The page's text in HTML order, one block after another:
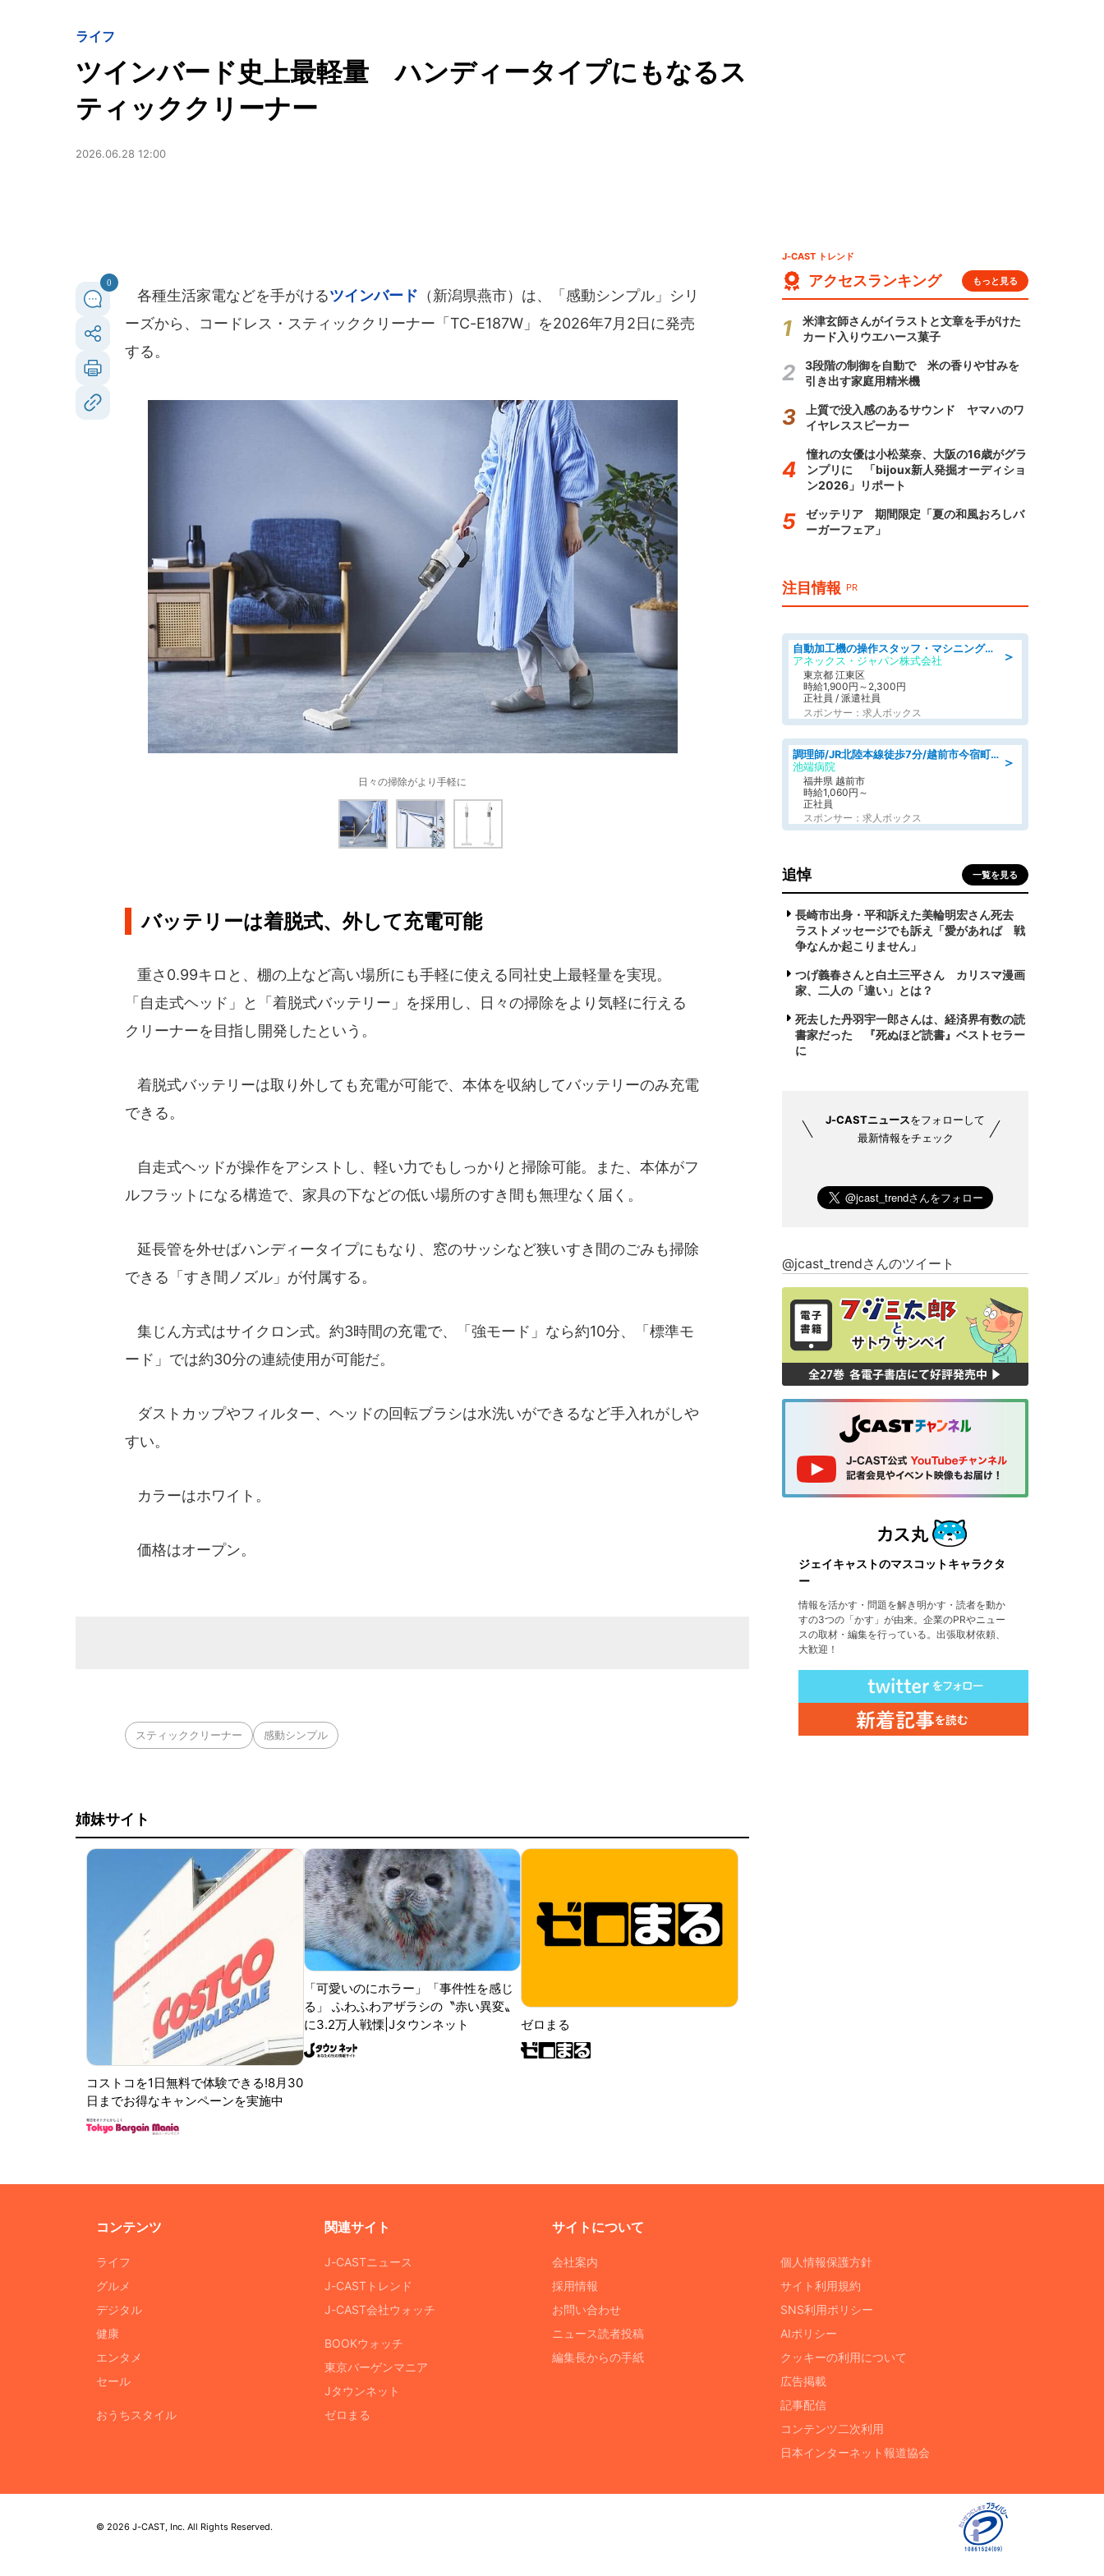
ライフ
ツインバード史上最軽量 ハンディータイプにもなるス
ティッククリーナー
2026.06.28 12:00
0
各種生活家電などを手がけるツインバード （新潟県燕市）は、「感動シンプル」シリ
ーズから、コードレス・スティッククリーナー「TC-E187W」を2026年7月2日に発売
する。
日々の掃除がより手軽に
バッテリーは着脱式、外して充電可能
重さ0.99キロと、棚の上など高い場所にも手軽に使える同社史上最軽量を実現。
「自走式ヘッド」と「着脱式バッテリー」を採用し、日々の掃除をより気軽に行える
クリーナーを目指し開発したという。
着脱式バッテリーは取り外しても充電が可能で、本体を収納してバッテリーのみ充電
できる。
自走式ヘッドが操作をアシストし、軽い力でもしっかりと掃除可能。また、本体がフ
ルフラットになる構造で、家具の下などの低い場所のすき間も無理なく届く。
延長管を外せばハンディータイプにもなり、窓のサッシなど狭いすき間のごみも掃除
できる「すき間ノズル」が付属する。
集じん方式はサイクロン式。約3時間の充電で、「強モード」なら約10分、「標準モ
ード」では約30分の連続使用が可能だ。
ダストカップやフィルター、ヘッドの回転ブラシは水洗いができるなど手入れがしや
すい。
カラーはホワイト。
価格はオープン。
スティッククリーナー 感動シンプル
姉妹サイト
コストコを1日無料で体験できる!8月30
日までお得なキャンペーンを実施中
「可愛いのにホラー」「事件性を感じ
る」 ふわふわアザラシの〝赤い異変〟
に3.2万人戦慄|Jタウンネット
ゼロまる
J-CAST トレンド
アクセスランキング もっと見る
米津玄師さんがイラストと文章を手がけた
カード入りウエハース菓子
3段階の制御を自動で 米の香りや甘みを
引き出す家庭用精米機
上質で没入感のあるサウンド ヤマハのワ
イヤレススピーカー
憧れの女優は小松菜奈、大阪の16歳がグラ
ンプリに 「bijoux新人発掘オーディショ
ン2026」リポート
ゼッテリア 期間限定「夏の和風おろしバ
ーガーフェア」
注目情報 PR
＞
自動加工機の操作スタッフ・マシニングセンタ/工業系卒歓迎/未経験OK/週休2日制/定年なし/ブランクOK
アネックス・ジャパン株式会社
東京都 江東区
時給1,900円～2,300円
正社員 / 派遣社員
スポンサー：求人ボックス
＞
調理師/JR北陸本線徒歩7分/越前市今宿町/福井県
池端病院
福井県 越前市
時給1,060円～
正社員
スポンサー：求人ボックス
追悼 一覧を見る
長崎市出身・平和訴えた美輪明宏さん死去
ラストメッセージでも訴え「愛があれば 戦
争なんか起こりません」
つげ義春さんと白土三平さん カリスマ漫画
家、二人の「違い」とは？
死去した丹羽宇一郎さんは、経済界有数の読
書家だった 『死ぬほど読書』ベストセラー
に
J-CASTニュースをフォローして
最新情報をチェック
@jcast_trendさんのツイート
ジェイキャストのマスコットキャラクタ
ー
情報を活かす・問題を解き明かす・読者を動か
すの3つの「かす」が由来。企業のPRやニュー
スの取材・編集を行っている。出張取材依頼、
大歓迎！
コンテンツ
ライフ
グルメ
デジタル
健康
エンタメ
セール
おうちスタイル
関連サイト
J-CASTニュース
J-CASTトレンド
J-CAST会社ウォッチ
BOOKウォッチ
東京バーゲンマニア
Jタウンネット
ゼロまる
サイトについて
会社案内
採用情報
お問い合わせ
ニュース読者投稿
編集長からの手紙
個人情報保護方針
サイト利用規約
SNS利用ポリシー
AIポリシー
クッキーの利用について
広告掲載
記事配信
コンテンツ二次利用
日本インターネット報道協会
© 2026 J-CAST, Inc. All Rights Reserved.